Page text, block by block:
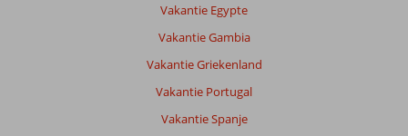
Vakantie Egypte
Vakantie Gambia
Vakantie Griekenland
Vakantie Portugal
Vakantie Spanje